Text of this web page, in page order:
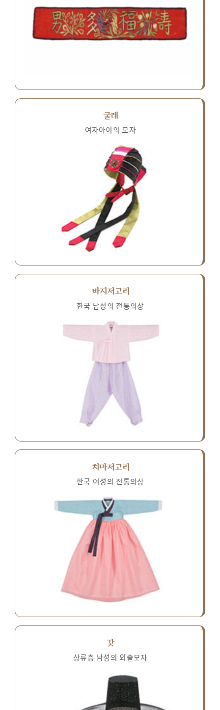
굴레
여자아이의 모자
바지저고리
한국 남성의 전통의상
치마저고리
한국 여성의 전통의상
갓
상류층 남성의 외출모자